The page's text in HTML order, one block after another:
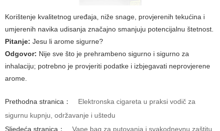
Korištenje kvalitetnog uređaja, niže snage, provjerenih tekućina i
umjerenih navika udisanja značajno smanjuju potencijalnu štetnost.
Pitanje: Jesu li arome sigurne?
Odgovor: Nije sve što je prehrambeno sigurno i sigurno za
inhalaciju; potrebno je provjeriti podatke i izbjegavati neprovjerene
arome.
Prethodna stranica：
Elektronska cigareta u praksi vodič za
sigurnu kupnju, održavanje i uštedu
Sljedeća stranica：
Vape bag za putovanja i svakodnevnu zaštitu